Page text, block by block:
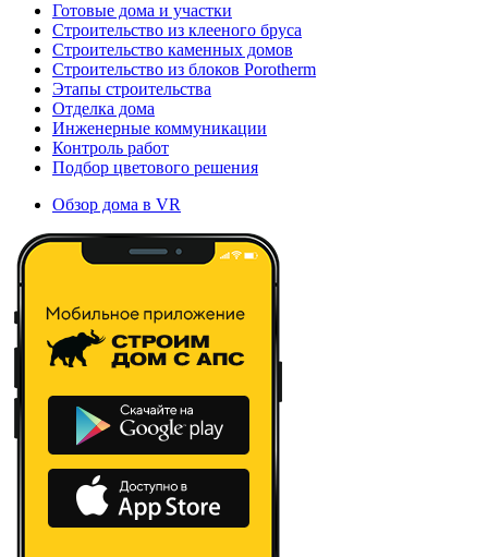
Готовые дома и участки
Строительство из клееного бруса
Строительство каменных домов
Строительство из блоков Porotherm
Этапы строительства
Отделка дома
Инженерные коммуникации
Контроль работ
Подбор цветового решения
Обзор дома в VR